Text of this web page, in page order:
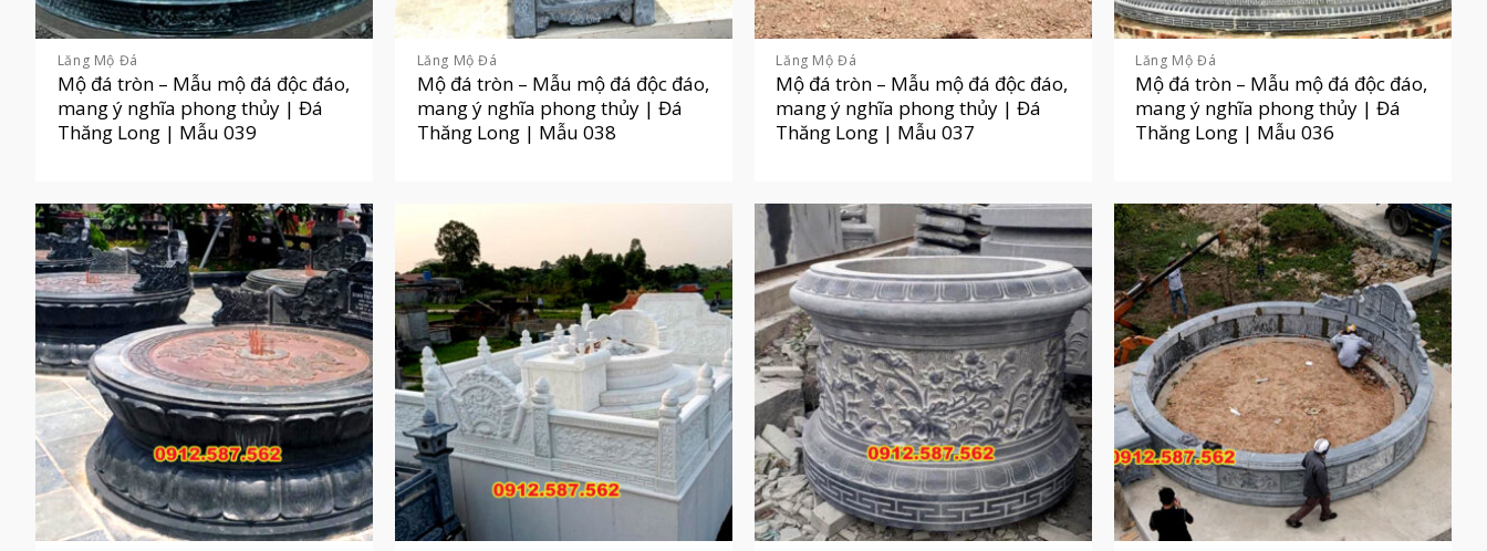
Lăng Mộ Đá
Mộ đá tròn – Mẫu mộ đá độc đáo,
mang ý nghĩa phong thủy | Đá
Thăng Long | Mẫu 039
Lăng Mộ Đá
Mộ đá tròn – Mẫu mộ đá độc đáo,
mang ý nghĩa phong thủy | Đá
Thăng Long | Mẫu 038
Lăng Mộ Đá
Mộ đá tròn – Mẫu mộ đá độc đáo,
mang ý nghĩa phong thủy | Đá
Thăng Long | Mẫu 037
Lăng Mộ Đá
Mộ đá tròn – Mẫu mộ đá độc đáo,
mang ý nghĩa phong thủy | Đá
Thăng Long | Mẫu 036